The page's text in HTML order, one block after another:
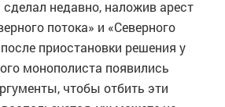
недавно, наложив арест
потока» и «Северного
приостановки решения у
монополиста появились
чтобы отбить эти